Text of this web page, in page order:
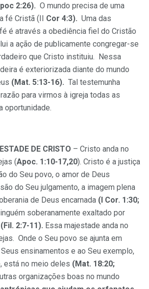
2:26). O mundo precisa de uma
fé Cristã (II Cor 4:3). Uma das
é através a obediência fiel do Cristão
a ação de publicamente congregar-se
que Cristo instituiu. Nessa
é exteriorizada diante do mundo
(Mat. 5:13-16). Tal testemunha
para virmos à igreja todas as
oportunidade.
DE CRISTO – Cristo anda no
(Apoc. 1:10-17,20). Cristo é a justiça
do Seu povo, o amor de Deus
do Seu julgamento, a imagem plena
de Deus encarnada (I Cor. 1:30;
soberanamente exaltado por
(Fil. 2:7-11). Essa majestade anda no
Onde o Seu povo se ajunta em
ensinamentos e ao Seu exemplo,
está no meio deles (Mat. 18:20;
organizações boas no mundo